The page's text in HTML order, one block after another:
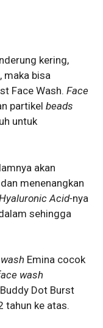
kering,
maka bisa
Face Wash. Face
partikel beads
untuk
akan
menenangkan
Acid-nya
sehingga
Emina cocok
wash
Dot Burst
tahun ke atas.